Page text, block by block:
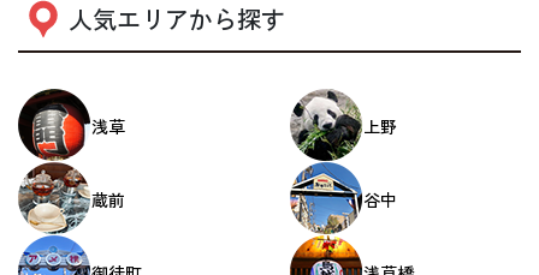
人気エリアから探す
浅草 上野
蔵前 谷中